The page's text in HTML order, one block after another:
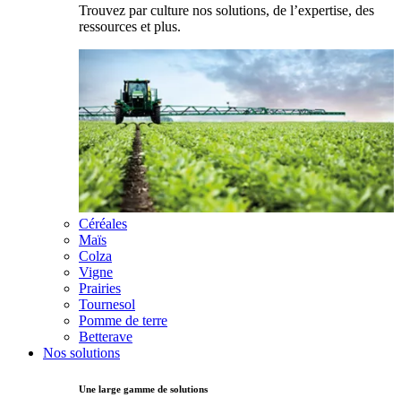
Trouvez par culture nos solutions, de l’expertise, des
ressources et plus.
Céréales
Maïs
Colza
Vigne
Prairies
Tournesol
Pomme de terre
Betterave
Nos solutions
Une large gamme de solutions